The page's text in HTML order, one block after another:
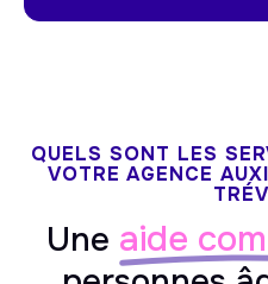
QUELS SONT LES
VOTRE AGENCE
Une aide